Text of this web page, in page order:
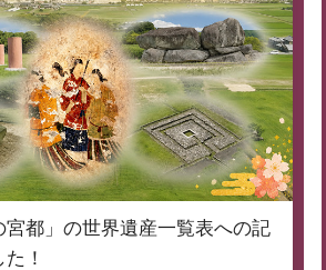
宮都」の世界遺産一覧表への記
！